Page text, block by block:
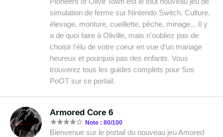
simulation de ferme sur Nintendo Switch. Culture,
élevage, monture, cueillette, pêche, minage... Il y
a de quoi faire à Oliville, mais n'oubliez pas de
choisir l'élu de votre coeur en vue d'un mariage
heureux et pourquoi pas des enfants. Vous
trouverez tous les guides complets pour Sos
PoOT sur ce portail.
Armored Core 6
Note : 80/100
Bienvenue sur le portail du nouveau jeu Amored